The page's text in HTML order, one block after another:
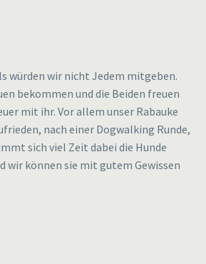
würden wir nicht Jedem mitgeben.
bekommen und die Beiden freuen
mit ihr. Vor allem unser Rabauke
nach einer Dogwalking Runde,
sich viel Zeit dabei die Hunde
wir können sie mit gutem Gewissen